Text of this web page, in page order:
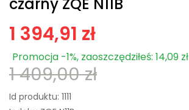
czarny ZQE N11B
1 394,91 zł
Promocja -1%, zaoszczędziłeś: 14,09 zł
1 409,00 zł
Id produktu: 1111